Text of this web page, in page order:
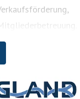
bereits 1902
vier Landkreisen
und Gemeinden,